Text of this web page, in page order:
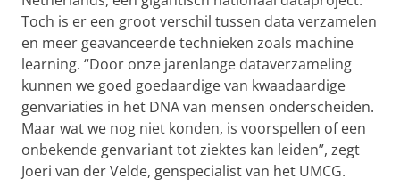
Toch is er een groot verschil tussen data verzamelen
en meer geavanceerde technieken zoals machine
learning. “Door onze jarenlange dataverzameling
kunnen we goed goedaardige van kwaadaardige
genvariaties in het DNA van mensen onderscheiden.
Maar wat we nog niet konden, is voorspellen of een
onbekende genvariant tot ziektes kan leiden”, zegt
Joeri van der Velde, genspecialist van het UMCG.